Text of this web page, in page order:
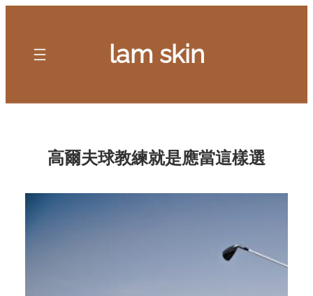
content
lam skin
高爾夫球教練就是應當這樣選